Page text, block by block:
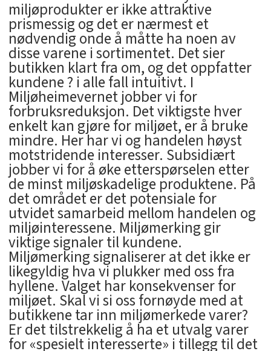
miljøprodukter er ikke attraktive
prismessig og det er nærmest et
nødvendig onde å måtte ha noen av
disse varene i sortimentet. Det sier
butikken klart fra om, og det oppfatter
kundene ? i alle fall intuitivt. I
Miljøheimevernet jobber vi for
forbruksreduksjon. Det viktigste hver
enkelt kan gjøre for miljøet, er å bruke
mindre. Her har vi og handelen høyst
motstridende interesser. Subsidiært
jobber vi for å øke etterspørselen etter
de minst miljøskadelige produktene. På
det området er det potensiale for
utvidet samarbeid mellom handelen og
miljøinteressene. Miljømerking gir
viktige signaler til kundene.
Miljømerking signaliserer at det ikke er
likegyldig hva vi plukker med oss fra
hyllene. Valget har konsekvenser for
miljøet. Skal vi si oss fornøyde med at
butikkene tar inn miljømerkede varer?
Er det tilstrekkelig å ha et utvalg varer
for «spesielt interesserte» i tillegg til det